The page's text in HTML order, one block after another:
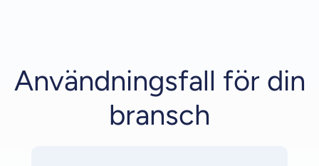
Användningsfall för din
bransch